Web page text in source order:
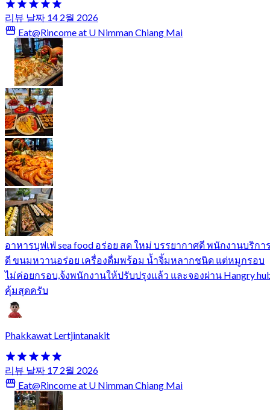
리뷰 날짜 14 2월 2026
Eat@Rincome at U Nimman Chiang Mai
อาหารบุฟเฟ่ sea food อร่อย สด ใหม่ บรรยากาศดี พนักงานบริกา
ดี ขนมหวานอร่อย เครื่องดื่มพร้อม น้ำจิ้มหลากชนิด แต่หมูกรอบ
ไม่ค่อยกรอบ,จ้งพนักงานให้ปรับปรุงแล้ว และจองผ่าน Hangry
คุ้มสุดครับ
Phakkawat Lertjintanakit
리뷰 날짜 17 2월 2026
Eat@Rincome at U Nimman Chiang Mai